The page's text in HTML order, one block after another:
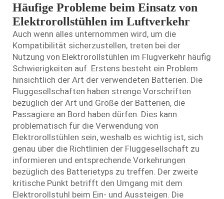
Häufige Probleme beim Einsatz von
Elektrorollstühlen im Luftverkehr
Auch wenn alles unternommen wird, um die
Kompatibilität sicherzustellen, treten bei der
Nutzung von Elektrorollstühlen im Flugverkehr häufig
Schwierigkeiten auf. Erstens besteht ein Problem
hinsichtlich der Art der verwendeten Batterien. Die
Fluggesellschaften haben strenge Vorschriften
bezüglich der Art und Größe der Batterien, die
Passagiere an Bord haben dürfen. Dies kann
problematisch für die Verwendung von
Elektrorollstühlen sein, weshalb es wichtig ist, sich
genau über die Richtlinien der Fluggesellschaft zu
informieren und entsprechende Vorkehrungen
bezüglich des Batterietyps zu treffen. Der zweite
kritische Punkt betrifft den Umgang mit dem
Elektrorollstuhl beim Ein- und Aussteigen. Die